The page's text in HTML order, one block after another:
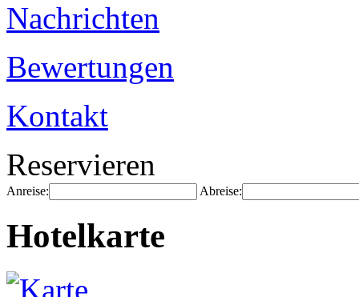
Nachrichten
Bewertungen
Kontakt
Reservieren
Anreise: Abreise:
Hotelkarte